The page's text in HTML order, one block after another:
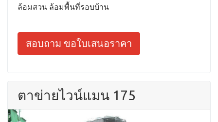
ล้อมสวน ล้อมพื้นที่รอบบ้าน
สอบถาม ขอใบเสนอราคา
ตาข่ายไวน์แมน 175